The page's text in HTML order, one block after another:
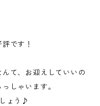
です！
んて、お迎えしていいの
しゃいます。
ょう♪